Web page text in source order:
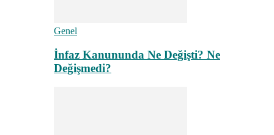
Genel
İnfaz Kanununda Ne Değişti? Ne
Değişmedi?